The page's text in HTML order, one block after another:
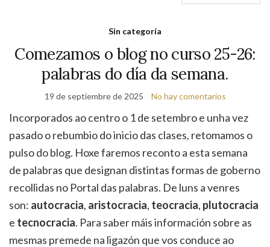
Sin categoría
Comezamos o blog no curso 25-26:
palabras do día da semana.
19 de septiembre de 2025 No hay comentarios
Incorporados ao centro o 1 de setembro e unha vez
pasado o rebumbio do inicio das clases, retomamos o
pulso do blog. Hoxe faremos reconto a esta semana
de palabras que designan distintas formas de goberno
recollidas no Portal das palabras. De luns a venres
son: autocracia, aristocracia, teocracia, plutocracia
e tecnocracia. Para saber máis información sobre as
mesmas premede na ligazón que vos conduce ao